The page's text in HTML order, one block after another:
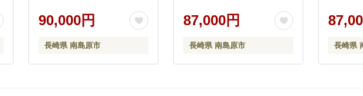
90,000円
長崎県 南島原市
ルーツ 冬フルーツ / 南島原
市 / 長崎県農産品流通合同
会社 [SCB010]
87,000円
長崎県 南島原市
ツ / 南
品流通
長崎県